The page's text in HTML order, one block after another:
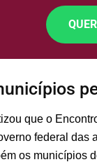
que o
federal das
os municípios